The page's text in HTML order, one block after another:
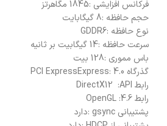
فرکانس افزایشی :1845 مگاهرتز
حجم حافظه :8 گیگابایت
نوع حافظه :GDDR6
سرعت حافظه :14 گیگابیت بر ثانیه
باس مموری :128 بیت
گذرگاه PCI Express Express: 4.0
رابط DirectX 12 :API
رابط OpenGL :4.6
پشتیبانی gsync :
دارد